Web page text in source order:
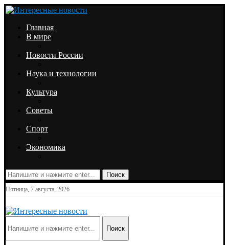
Главная
В мире
Новости России
Наука и технологии
Культура
Советы
Спорт
Экономика
Поиск
Пятница, 7 августа, 2026
Поиск